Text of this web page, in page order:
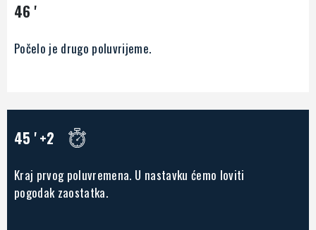
46 '
Počelo je drugo poluvrijeme.
45 '+2
Kraj prvog poluvremena. U nastavku ćemo loviti
pogodak zaostatka.